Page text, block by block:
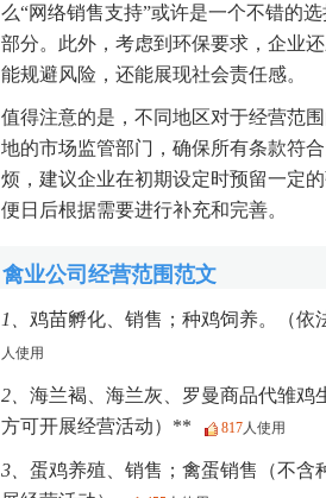
么“网络销售支持”或许是一个不错的
部分。此外，考虑到环保要求，企业
能规避风险，还能展现社会责任感。
值得注意的是，不同地区对于经营范
地的市场监管部门，确保所有条款符
烦，建议企业在初期设定时预留一定
便日后根据需要进行补充和完善。
禽业公司经营范围范文
1、 鸡苗孵化、销售；种鸡饲养。（依
人使用
2、 海兰褐、海兰灰、罗曼商品代雏鸡
方可开展经营活动）**
817 人使用
3、 蛋鸡养殖、销售；禽蛋销售（不含